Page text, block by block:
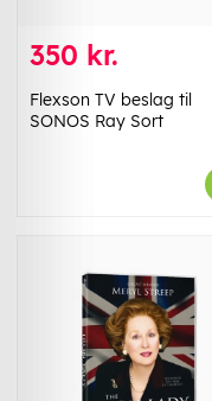
350 kr.
Flexson TV beslag til
SONOS Ray Sort